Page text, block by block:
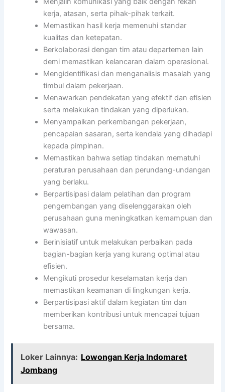
kerja, atasan, serta pihak-pihak terkait.
Memastikan hasil kerja memenuhi standar
kualitas dan ketepatan.
Berkolaborasi dengan tim atau departemen lain
demi memastikan kelancaran dalam operasional.
Mengidentifikasi dan menganalisis masalah yang
timbul dalam pekerjaan.
Menawarkan pendekatan yang efektif dan efisien
serta melakukan tindakan yang diperlukan.
Menyampaikan perkembangan pekerjaan,
pencapaian sasaran, serta kendala yang dihadapi
kepada pimpinan.
Memastikan bahwa setiap tindakan mematuhi
peraturan perusahaan dan perundang-undangan
yang berlaku.
Berpartisipasi dalam pelatihan dan program
pengembangan yang diselenggarakan oleh
perusahaan guna meningkatkan kemampuan dan
wawasan.
Berinisiatif untuk melakukan perbaikan pada
bagian-bagian kerja yang kurang optimal atau
efisien.
Mengikuti prosedur keselamatan kerja dan
memastikan keamanan di lingkungan kerja.
Berpartisipasi aktif dalam kegiatan tim dan
memberikan kontribusi untuk mencapai tujuan
bersama.
Loker Lainnya: Lowongan Kerja Indomaret
Jombang